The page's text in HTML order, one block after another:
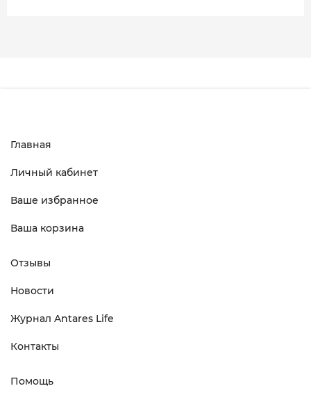
Главная
Личный кабинет
Ваше избранное
Ваша корзина
Отзывы
Новости
Журнал Antares Life
Контакты
Помощь